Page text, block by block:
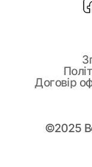
©2025
Договір